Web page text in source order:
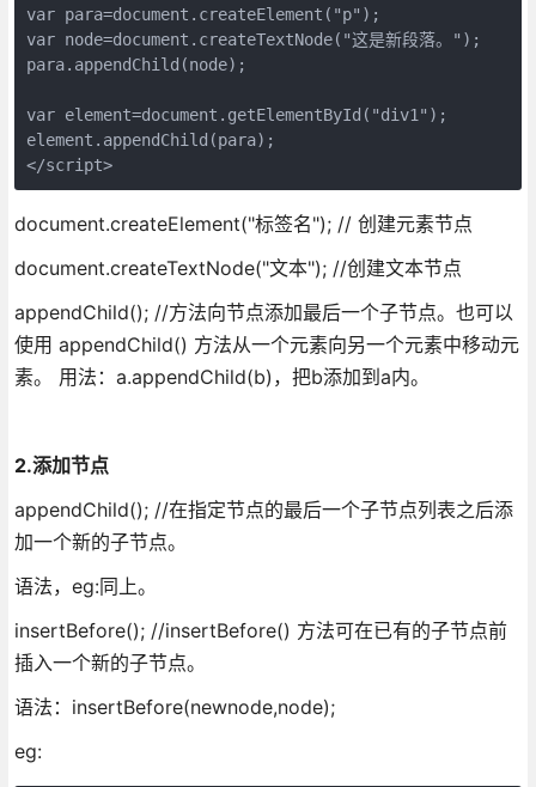
var para=document.createElement("p");
var node=document.createTextNode("这是新段落。");
para.appendChild(node);
var element=document.getElementById("div1");
element.appendChild(para);
</script>
document.createElement("标签名"); // 创建元素节点
document.createTextNode("文本"); //创建文本节点
appendChild(); //方法向节点添加最后一个子节点。也可以
使用 appendChild() 方法从一个元素向另一个元素中移动元
素。 用法：a.appendChild(b)，把b添加到a内。
2.添加节点
appendChild(); //在指定节点的最后一个子节点列表之后添
加一个新的子节点。
语法，eg:同上。
insertBefore(); //insertBefore() 方法可在已有的子节点前
插入一个新的子节点。
语法：insertBefore(newnode,node);
eg: